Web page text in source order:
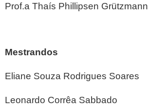
Prof.a Thaís Phillipsen Grützmann
Mestrandos
Eliane Souza Rodrigues Soares
Leonardo Corrêa Sabbado